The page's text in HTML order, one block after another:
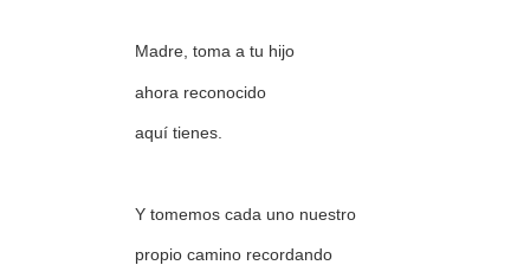
Madre, toma a tu hijo
ahora reconocido
aquí tienes.
Y tomemos cada uno nuestro
propio camino recordando